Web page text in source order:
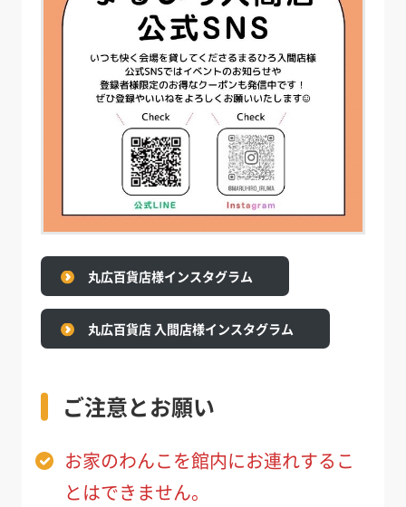
丸広百貨店様インスタグラム
丸広百貨店 入間店様インスタグラム
ご注意とお願い
お家のわんこを館内にお連れするこ
とはできません。